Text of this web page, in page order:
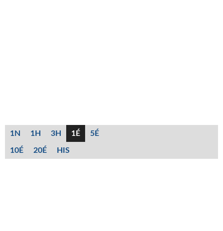
1N 1H 3H 1É 5É
10É 20É HIS